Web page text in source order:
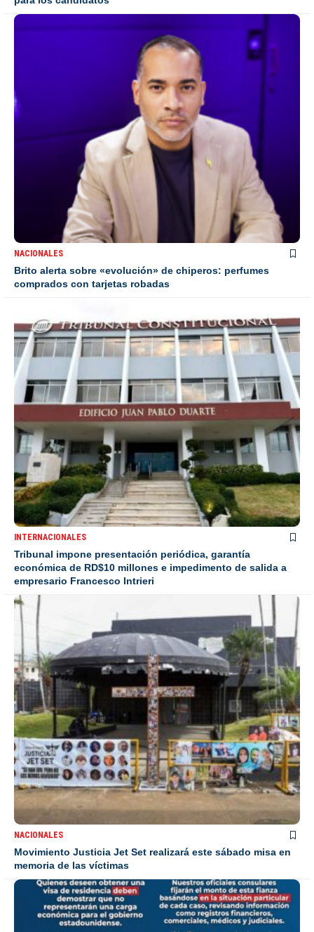
NACIONALES
Brito alerta sobre «evolución» de chiperos: perfumes
comprados con tarjetas robadas
INTERNACIONALES
Tribunal impone presentación periódica, garantía
económica de RD$10 millones e impedimento de salida a
empresario Francesco Intrieri
NACIONALES
Movimiento Justicia Jet Set realizará este sábado misa en
memoria de las víctimas